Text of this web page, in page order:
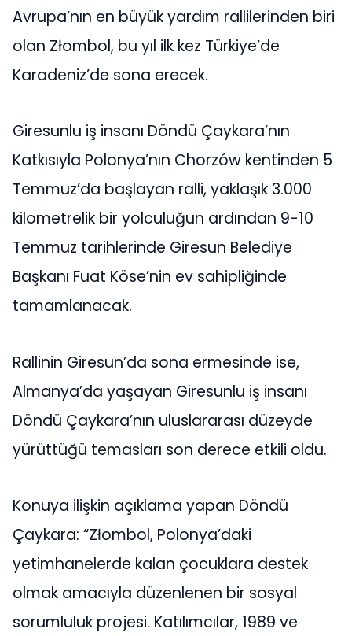
Avrupa’nın en büyük yardım rallilerinden biri
olan Złombol, bu yıl ilk kez Türkiye’de
Karadeniz’de sona erecek.
Giresunlu iş insanı Döndü Çaykara’nın
Katkısıyla Polonya’nın Chorzów kentinden 5
Temmuz’da başlayan ralli, yaklaşık 3.000
kilometrelik bir yolculuğun ardından 9-10
Temmuz tarihlerinde Giresun Belediye
Başkanı Fuat Köse’nin ev sahipliğinde
tamamlanacak.
Rallinin Giresun’da sona ermesinde ise,
Almanya’da yaşayan Giresunlu iş insanı
Döndü Çaykara’nın uluslararası düzeyde
yürüttüğü temasları son derece etkili oldu.
Konuya ilişkin açıklama yapan Döndü
Çaykara: “Złombol, Polonya’daki
yetimhanelerde kalan çocuklara destek
olmak amacıyla düzenlenen bir sosyal
sorumluluk projesi. Katılımcılar, 1989 ve